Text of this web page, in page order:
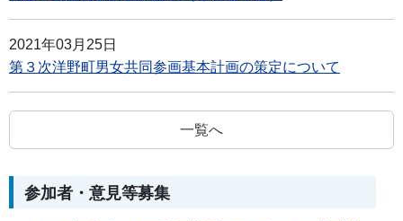
2021年03月25日
第３次洋野町男女共同参画基本計画の策定について
一覧へ
参加者・意見等募集